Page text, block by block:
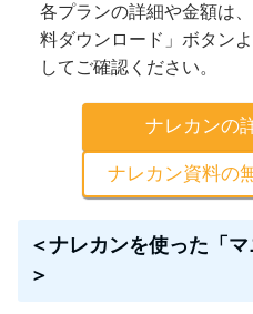
各プランの詳細や金額は
料ダウンロード」ボタン
してご確認ください。
ナレカンの
ナレカン資料の
＜ナレカンを使った「
＞